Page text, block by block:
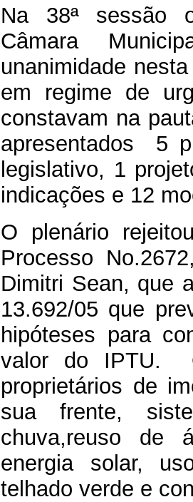
Na 38ª sessão
Câmara
unanimidade
em regime de
constavam na
apresentados 5
legislativo, 1
indicações e 12
O plenário
Processo
Dimitri Sean, que
13.692/05 que
hipóteses para
valor do IPTU.
proprietários de
sua frente,
chuva,reuso de
energia solar,
telhado verde e